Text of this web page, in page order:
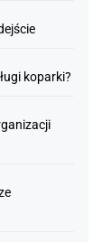
koparki?